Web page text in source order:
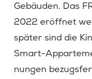
Gebäuden. Das
2022 eröffnet
später sind die
Smart-
nungen